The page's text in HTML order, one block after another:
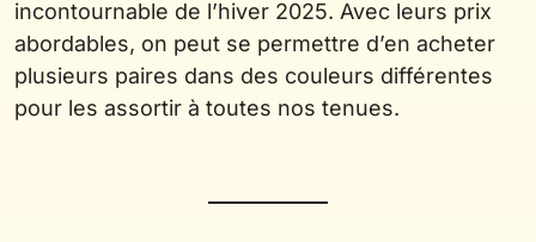
incontournable de l’hiver 2025. Avec leurs prix
abordables, on peut se permettre d’en acheter
plusieurs paires dans des couleurs différentes
pour les assortir à toutes nos tenues.